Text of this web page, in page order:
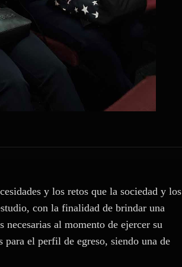
y los retos que la sociedad y los
con la finalidad de brindar una
al momento de ejercer su
el perfil de egreso, siendo una de